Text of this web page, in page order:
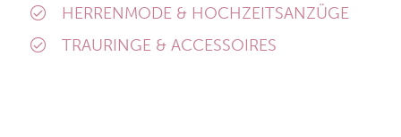
HERRENMODE & HOCHZEITSANZÜGE
TRAURINGE & ACCESSOIRES